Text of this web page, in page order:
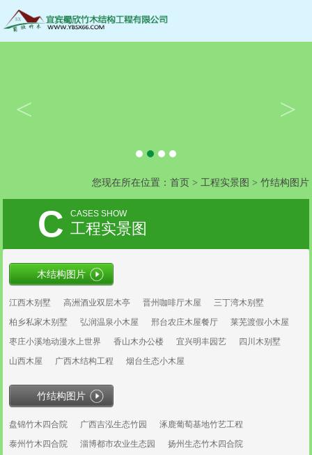
< >
您现在所在位置： 首页 > 工程实景图 > 竹结构图片
C CASES SHOW
工程实景图
木结构图片
江西木别墅 高洲酒业双层木亭 晋州咖啡厅木屋
三丁湾木别墅
柏乡私家木别墅
弘润温泉小木屋 邢台农庄木屋餐厅
莱芜渡假小木屋
枣庄小溪地动漫水上世界
香山木办公楼 宜兴明丰园艺
四川木别墅
山西木屋
广西木结构工程 烟台生态小木屋
竹结构图片
盘锦竹木四合院 广西吉泓生态竹园
涿鹿葡萄基地竹艺工程
泰州竹木四合院
淄博都市农业生态园
扬州生态竹木四合院